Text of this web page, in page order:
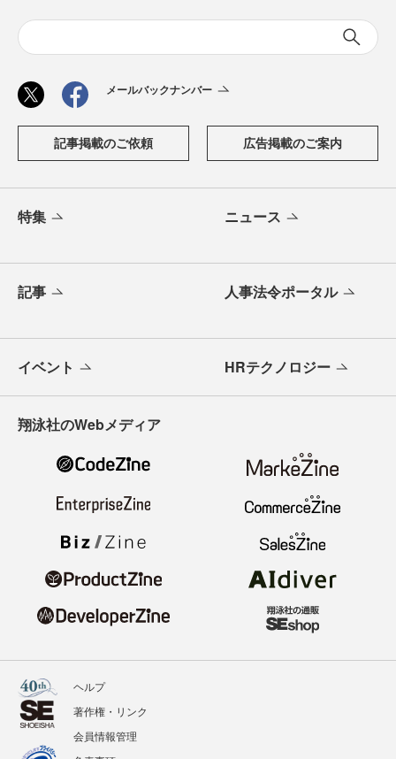
メールバックナンバー
記事掲載のご依頼 広告掲載のご案内
特集 ニュース
記事 人事法令ポータル
イベント HRテクノロジー
翔泳社のWebメディア
ヘルプ
著作権・リンク
会員情報管理